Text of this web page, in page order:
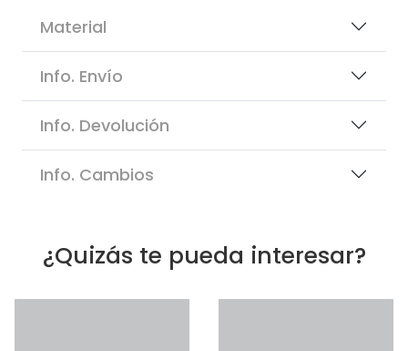
Material
Info. Envío
Info. Devolución
Info. Cambios
¿Quizás te pueda interesar?